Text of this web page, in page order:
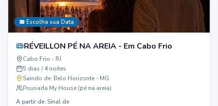
📅 Escolha sua Data
RÉVEILLON PÉ NA AREIA - Em Cabo Frio
Cabo Frio - RJ
5 dias / 4 noites
Saindo de: Belo Horizonte - MG
Pousada My House (pé na areia)
A partir de: Sinal de